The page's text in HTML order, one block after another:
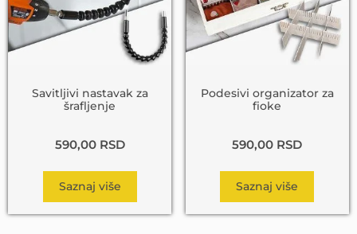
Savitljivi nastavak za
šrafljenje
590,00 RSD
Saznaj više
Podesivi organizator za
fioke
590,00 RSD
Saznaj više